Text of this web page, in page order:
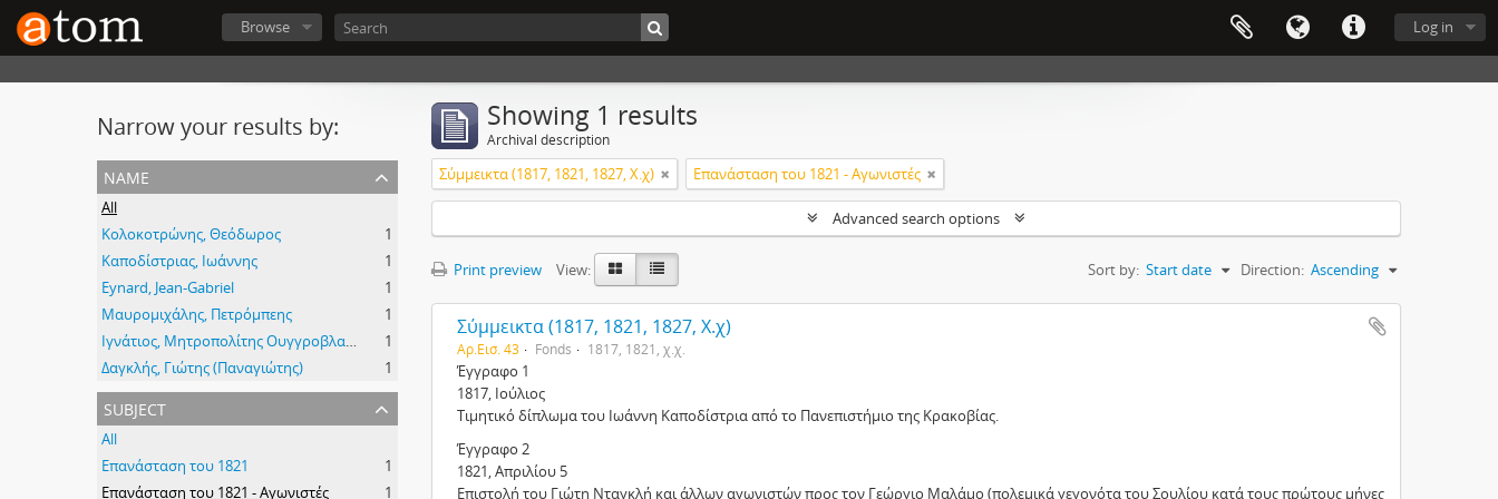
Log in
Browse
Narrow your results by:
name
All
Κολοκοτρώνης, Θεόδωρος
1
Καποδίστριας, Ιωάννης
1
Eynard, Jean-Gabriel
1
Μαυρομιχάλης, Πετρόμπεης
1
Ιγνάτιος, Μητροπολίτης Ουγγροβλαχίας
1
Δαγκλής, Γιώτης (Παναγιώτης)
1
subject
All
Επανάσταση του 1821
1
Επανάσταση του 1821 - Αγωνιστές
1
Showing 1 results
Archival description
Σύμμεικτα (1817, 1821, 1827, Χ.χ) Επανάσταση του 1821 - Αγωνιστές
Advanced search options
Print preview View: Sort by: Start date Direction: Ascending
Σύμμεικτα (1817, 1821, 1827, Χ.χ)
Αρ.Εισ. 43 Fonds 1817, 1821, χ.χ.
Έγγραφο 1
1817, Ιούλιος
Τιμητικό δίπλωμα του Ιωάννη Καποδίστρια από το Πανεπιστήμιο της Κρακοβίας.
Έγγραφο 2
1821, Απριλίου 5
Επιστολή του Γιώτη Νταγκλή και άλλων αγωνιστών προς τον Γεώργιο Μαλάμο (πολεμικά γεγονότα του Σουλίου κατά τους πρώτους μήνες